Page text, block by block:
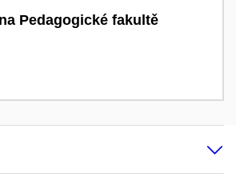
Pedagogické fakultě